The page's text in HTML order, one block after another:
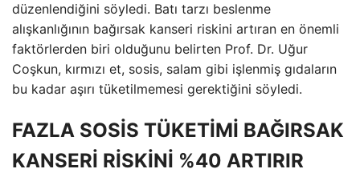
düzenlendiğini söyledi. Batı tarzı beslenme
alışkanlığının bağırsak kanseri riskini artıran en önemli
faktörlerden biri olduğunu belirten Prof. Dr. Uğur
Coşkun, kırmızı et, sosis, salam gibi işlenmiş gıdaların
bu kadar aşırı tüketilmemesi gerektiğini söyledi.
FAZLA SOSİS TÜKETİMİ BAĞIRSAK
KANSERİ RİSKİNİ %40 ARTIRIR